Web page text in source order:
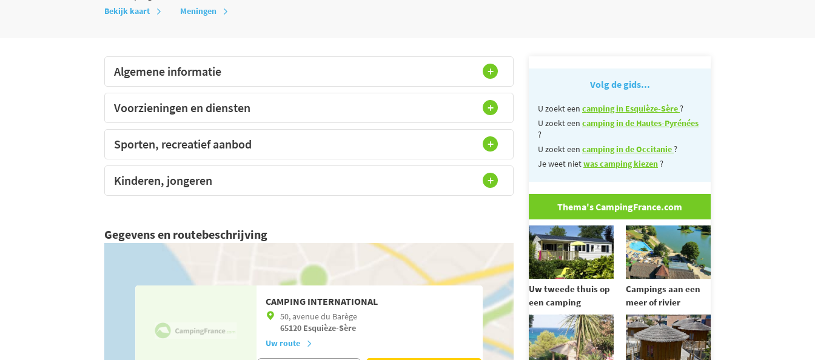
Bekijk kaart Meningen
Algemene informatie
Voorzieningen en diensten
Sporten, recreatief aanbod
Kinderen, jongeren
Gegevens en routebeschrijving
CAMPING INTERNATIONAL
50, avenue du Barège
65120 Esquièze-Sère
Uw route
Volg de gids...
U zoekt een camping in Esquièze-Sère?
U zoekt een camping in de Hautes-Pyrénées
?
U zoekt een camping in de Occitanie?
Je weet nietwas camping kiezen?
Thema's CampingFrance.com
Uw tweede thuis op
een camping
Campings aan een
meer of rivier